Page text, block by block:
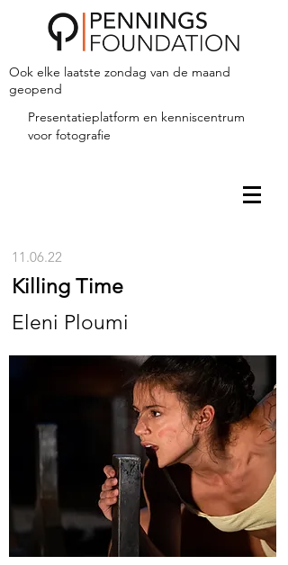
Ook elke laatste zondag van de maand
geopend
Presentatieplatform en kenniscentrum
voor fotografie
11.06.22
Killing Time
Eleni Ploumi